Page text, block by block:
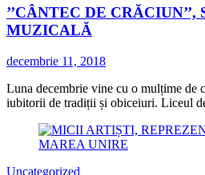
’’CÂNTEC DE CRĂCIUN’’,
MUZICALĂ
decembrie 11, 2018
Luna decembrie vine cu o mulțime de
iubitorii de tradiții și obiceiuri. Liceul
Uncategorized